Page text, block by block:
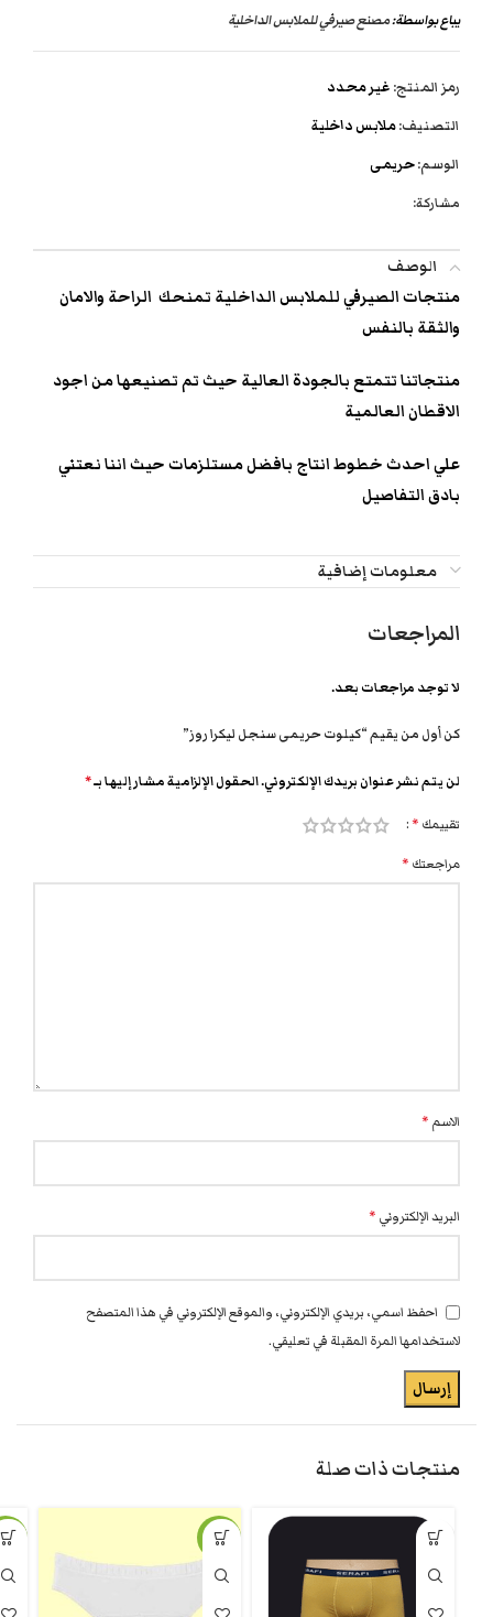
يباع بواسطة:مصنع صيرفي للملابس الداخلية
رمز المنتج: غير محدد
التصنيف:ملابس داخلية
الوسم:حريمى
مشاركة:
الوصف
منتجات الصيرفي للملابس الداخلية تمنحك الراحة والامان
والثقة بالنفس
منتجاتنا تتمتع بالجودة العالية حيث تم تصنيعها من اجود
الاقطان العالمية
علي احدث خطوط انتاج بافضل مستلزمات حيث اننا نعتني
بادق التفاصيل
معلومات إضافية
المراجعات
لا توجد مراجعات بعد.
كن أول من يقيم “كيلوت حريمى سنجل ليكرا روز”
لن يتم نشر عنوان بريدك الإلكتروني.الحقول الإلزامية مشار إليها بـ*
تقييمك *
مراجعتك *
الاسم *
البريد الإلكتروني *
احفظ اسمي، بريدي الإلكتروني، والموقع الإلكتروني في هذا المتصفح
لاستخدامها المرة المقبلة في تعليقي.
منتجات ذات صلة
-11%